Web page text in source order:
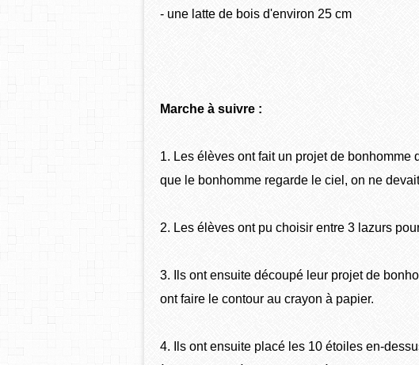
- une latte de bois d'environ 25 cm
Marche à suivre :
1. Les élèves ont fait un projet de
que le bonhomme regarde le ciel, on ne
2. Les élèves ont pu choisir entre 3 lazurs
3. Ils ont ensuite découpé leur projet de
ont faire le contour au crayon à papier.
4. Ils ont ensuite placé les 10 étoiles en-